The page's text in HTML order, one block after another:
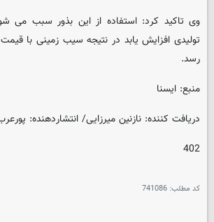
وی تاکید کرد: استفاده از این بذور سبب می
تولیدی افزایش یابد در نتیجه سیب زمینی با
رسد.
منبع: ایسنا
دریافت کننده: نازنین میرزایی/ انتشاردهنده:
402
کد مطلب: 741086